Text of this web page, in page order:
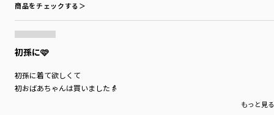
商品をチェックする＞
初孫に🩷
初孫に着て欲しくて
初おばあちゃんは買いました👵
もっと見